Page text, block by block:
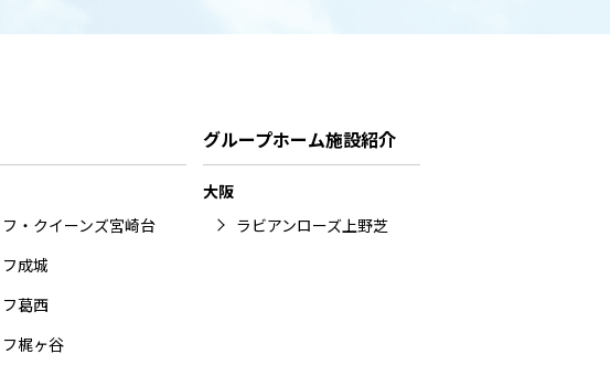
・クイーンズ宮崎台
成城
葛西
梶ヶ谷
グループホーム施設紹介
大阪
ラビアンローズ上野芝